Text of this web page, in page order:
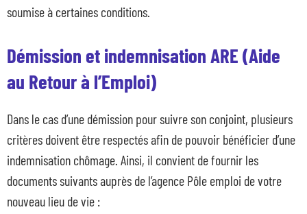
soumise à certaines conditions.
Démission et indemnisation ARE (Aide
au Retour à l’Emploi)
Dans le cas d’une démission pour suivre son conjoint, plusieurs
critères doivent être respectés afin de pouvoir bénéficier d’une
indemnisation chômage. Ainsi, il convient de fournir les
documents suivants auprès de l’agence Pôle emploi de votre
nouveau lieu de vie :